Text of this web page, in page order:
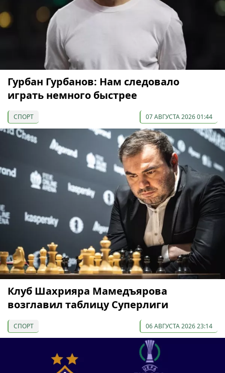
Гурбан Гурбанов: Нам следовало
играть немного быстрее
СПОРТ 07 АВГУСТА 2026 01:44
Клуб Шахрияра Мамедъярова
возглавил таблицу Суперлиги
СПОРТ 06 АВГУСТА 2026 23:14